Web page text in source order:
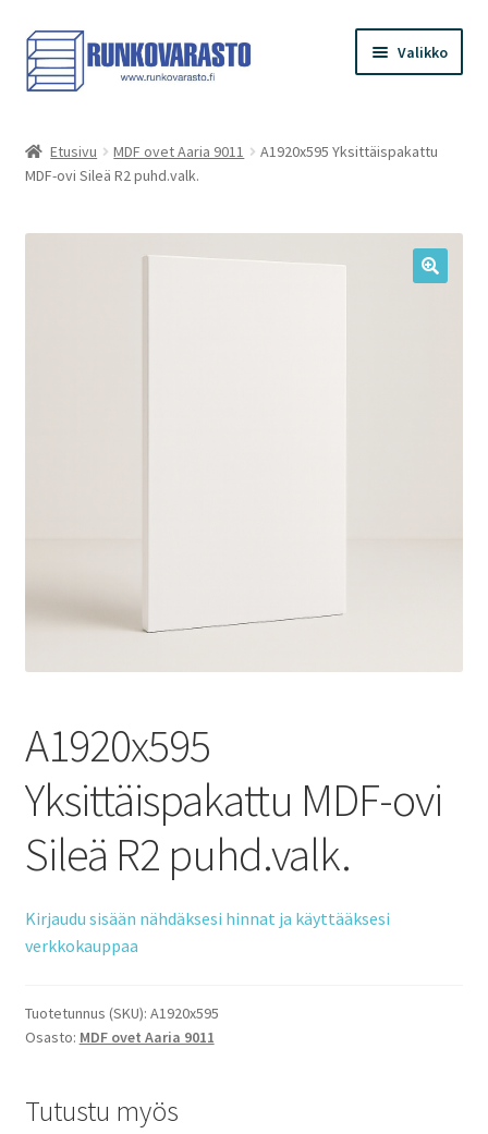
Siirry
navigointiin
Siirry
sisältöön
Valikko
Kauppa
Ostoskori
Etusivu MDF ovet Aaria 9011
A1920x595 Yksittäispakattu
MDF-ovi Sileä R2 puhd.valk.
A1920x595
Yksittäispakattu MDF-ovi
Sileä R2 puhd.valk.
Kirjaudu sisään nähdäksesi hinnat ja käyttääksesi
verkkokauppaa
Tuotetunnus (SKU): A1920x595
Osasto: MDF ovet Aaria 9011
Tutustu myös